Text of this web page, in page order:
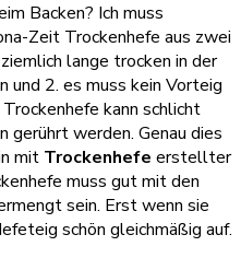
Backen? Ich muss
Zeit Trockenhefe aus zwei
lange trocken in der
und 2. es muss kein Vorteig
kann schlicht
werden. Genau dies
mit Trockenhefe erstellter
muss gut mit den
sein. Erst wenn sie
schön gleichmäßig auf.